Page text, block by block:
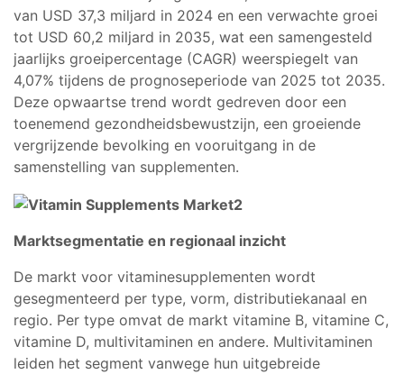
van USD 37,3 miljard in 2024 en een verwachte groei
tot USD 60,2 miljard in 2035, wat een samengesteld
jaarlijks groeipercentage (CAGR) weerspiegelt van
4,07% tijdens de prognoseperiode van 2025 tot 2035.
Deze opwaartse trend wordt gedreven door een
toenemend gezondheidsbewustzijn, een groeiende
vergrijzende bevolking en vooruitgang in de
samenstelling van supplementen.
Marktsegmentatie en regionaal inzicht
De markt voor vitaminesupplementen wordt
gesegmenteerd per type, vorm, distributiekanaal en
regio. Per type omvat de markt vitamine B, vitamine C,
vitamine D, multivitaminen en andere. Multivitaminen
leiden het segment vanwege hun uitgebreide